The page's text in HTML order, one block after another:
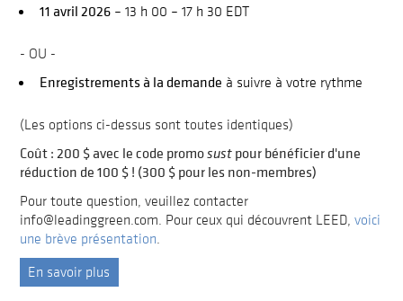
11 avril 2026 – 13 h 00 – 17 h 30 EDT
- OU -
Enregistrements à la demande à suivre à votre rythme
(Les options ci-dessus sont toutes identiques)
Coût : 200 $ avec le code promosustpour bénéficier d'une
réduction de 100 $ ! (300 $ pour les non-membres)
Pour toute question, veuillez contacter
info@leadinggreen.com. Pour ceux qui découvrent LEED, voici
une brève présentation
En savoir plus